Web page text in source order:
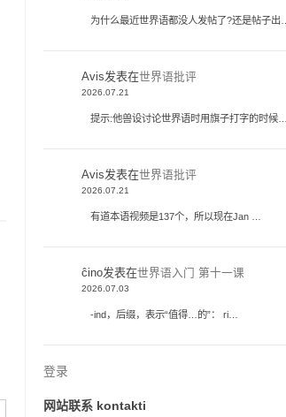
为什么最近世界语都没人发帖了?还是帖子出…
Avis发表在世界语批评
2026.07.21
提示:他兽设讨论世界语时用旗子打字的时候…
Avis发表在世界语批评
2026.07.21
有道本语视频是137个，所以现在Jan …
ĉino发表在世界语入门 第十一课
2026.07.03
-ind，后缀，表示“值得…的”： ri…
登录
网站联系 kontakti